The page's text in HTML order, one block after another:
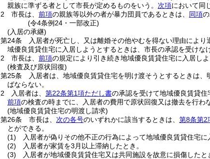
親族に準ずる者として市長が定めるものをいう。 次項において同
2
市長は、 前項の親族等以外の者が暴力団員であるときは、 同項
(令4条例24・一部改正)
(入居の承継)
第24条
入居者が死亡し、又は離婚その他やむを得ない理由によ
域優良賃貸住宅に入居しようとするときは、市長の承認を受けな
2
市長は、 前項の規定により引き続き地域優良賃貸住宅に入居し
(検査及び原状回復)
第25条
入居者は、地域優良賃貸住宅を明け渡そうとするときは
ばならない。
2
入居者は、 第22条第1項ただし書の承認を受けて地域優良賃貸住
前項の検査の時までに、入居者の費用で原状回復又は撤去を行わ
(地域優良賃貸住宅の明渡し請求)
第26条
市長は、 次の各号のいずれかに該当するときは、 第8条第2
とができる。
(1)
入居者が偽りその他不正の行為によって地域優良賃貸住宅に
(2)
入居者が家賃を3月以上滞納したとき。
(3)
入居者が地域優良賃貸住宅又は共同施設を故意に損傷したと